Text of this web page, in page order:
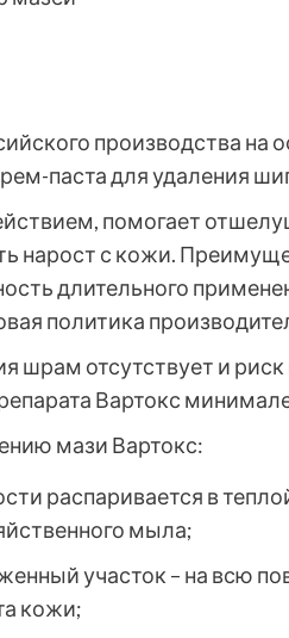
производства на
паста для удаления
помогает
нарост с кожи.
длительного
политика
шрам отсутствует и риск
Вартокс
мази Вартокс:
распаривается в
мыла;
участок – на всю
кожи;